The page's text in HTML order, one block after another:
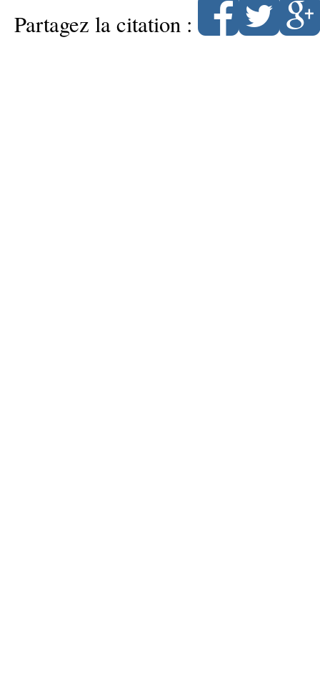
Partagez la citation :